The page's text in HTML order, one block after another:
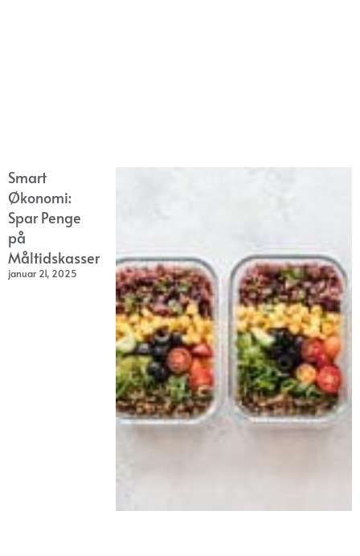
Smart
Økonomi:
Spar Penge
på
Måltidskasser
januar 21, 2025